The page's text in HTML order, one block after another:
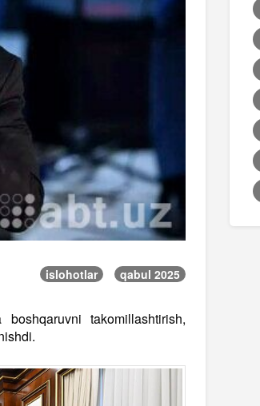
islohotlar qabul 2025
takomillashtirish,